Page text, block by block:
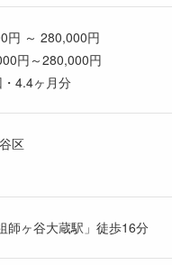
円 ～ 280,000円
円～280,000円
4.4ヶ月分
区
師ヶ谷大蔵駅」徒歩16分